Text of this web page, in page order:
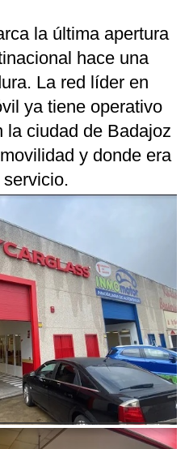
la última apertura
hace una
La red líder en
ya tiene operativo
la ciudad de Badajoz
y donde era